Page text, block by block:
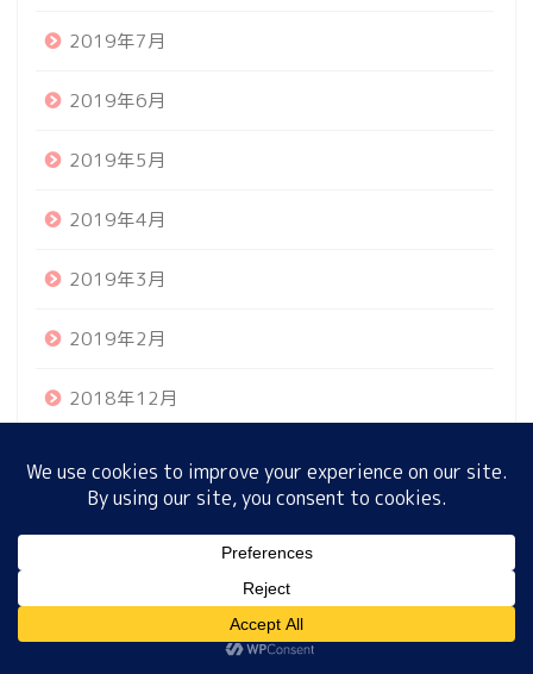
2019年7月
2019年6月
2019年5月
2019年4月
2019年3月
2019年2月
2018年12月
2018年10月
2018年9月
プロフィール サイトマップ